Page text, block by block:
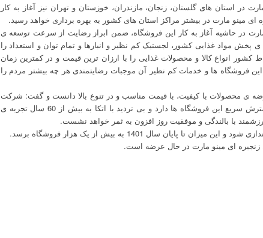
های زنجیره ای مینومارت در استان های گلستان، زنجان، مازندران، خوزستان و تهران نیز آغاز به کار
ای مینو مارت در بیشتر مراکز استان های کشور به بهره برداری خواهد رسید.
در حاشیه آغاز به کار این فروشگاه، ضمن ابراز رضایت از سرعت توسعه ی
مواد غذایی کشور، لجستیک کم نظیر و انبارها و تمام توان و استعداد را
کشور انواع کالا و محصولات غذایی را با ارزان ترین قیمت و در کمترین زمان
فروشگاه ها و خدمات کم نظیر آن موجبات رضایتمندی هر چه بیشتر مردم را
ی محصولات با کیفیت، با قیمت مناسب و در تنوع بالا دانست و گفت: شرکت
اقتصادی و خودکفایی آزادگان در رأس حرم گروه صنعتی مینو، اهتمام ویژه ای برای گسترش سریع این فروشگاه ها دارد و بی تردید با اتکا به بیش از 60 سال تجربه ی
با بالندگی و موفقیت روز افزون به ثمر خواهد نشست.